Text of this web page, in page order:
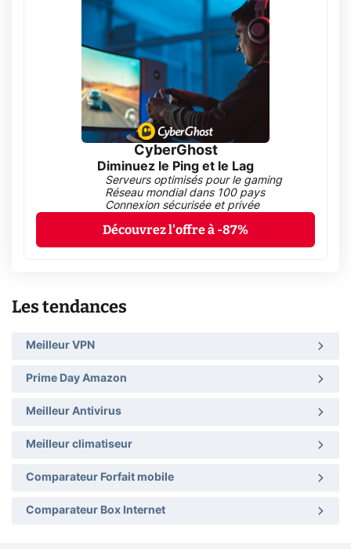
CyberGhost
Diminuez le Ping et le Lag
Serveurs optimisés pour le gaming
Réseau mondial dans 100 pays
Connexion sécurisée et privée
Découvrez l'offre à -87%
Les tendances
Meilleur VPN
Prime Day Amazon
Meilleur Antivirus
Meilleur climatiseur
Comparateur Forfait mobile
Comparateur Box Internet